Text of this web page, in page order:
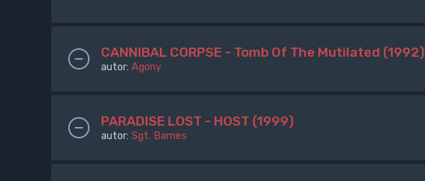
CANNIBAL CORPSE - Tomb Of The Mutilated (1992)
autor: Agony
PARADISE LOST - HOST (1999)
autor: Sgt. Barnes